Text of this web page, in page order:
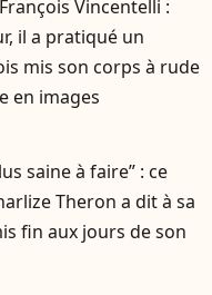
Vincentelli :
il a pratiqué un
mis son corps à rude
en images
saine à faire” : ce
Theron a dit à sa
fin aux jours de son